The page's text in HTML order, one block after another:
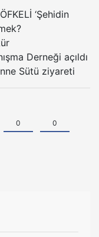
‘Şehidin
Derneği açıldı
Sütü ziyareti
0 0